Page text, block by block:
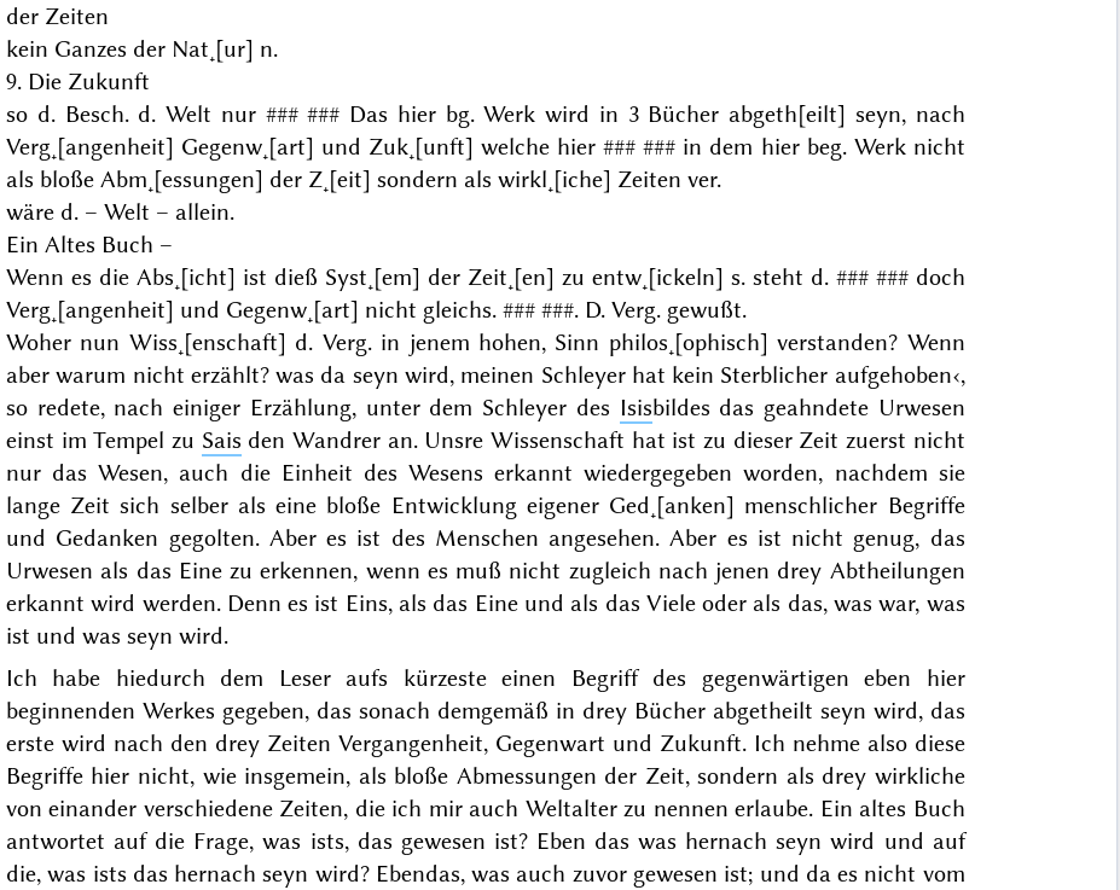
der Zeiten
kein Ganzes der Nat˖[ur] n.
9. Die Zukunft
so d. Besch. d. Welt nur ### ### Das hier bg. Werk wird in 3 Bücher abgeth[eilt] seyn, nach
Verg˖[angenheit] Gegenw˖[art] und Zuk˖[unft] welche hier### ### in dem hier beg. Werk nicht
als bloße Abm˖[essungen] der Z˖[eit] sondern als wirkl˖[iche] Zeiten ver.
wäre d. – Welt – allein.
Ein Altes Buch –
Wenn es die Abs˖[icht] ist dieß Syst˖[em] der Zeit˖[en] zu entw˖[ickeln] s. steht d. ### ###doch
Verg˖[angenheit] und Gegenw˖[art] nicht gleichs. ### ###. D. Verg. gewußt.
Woher nun Wiss˖[enschaft] d. Verg. in jenem hohen, Sinn philos˖[ophisch] verstanden? Wenn
aber warum nicht erzählt?was da seyn wird, meinen Schleyer hat kein Sterblicher aufgehoben‹,
so redete, nach einiger Erzählung, unter dem Schleyer des Isisbildes das geahndete Urwesen
einst im Tempel zu Sais den Wandrer an. Unsre Wissenschaft hat ist zu dieser Zeitzuerst nicht
nur das Wesen, auch die Einheit des Wesenserkannt wiedergegeben worden, nachdem sie
lange Zeit sich selberals eine bloße Entwicklung eigener Ged˖[anken] menschlicher Begriffe
und Gedanken gegolten. Aber es ist des Menschen angesehen. Aber es ist nicht genug, das
Urwesen als das Eine zu erkennen, wenn es muß nicht zugleich nach jenen drey Abtheilungen
erkanntwird werden. Denn es ist Eins, als das Eine und als das Viele oder als das, was war, was
ist und was seyn wird.
Ich habe hiedurch dem Leser aufs kürzeste einen Begriff des gegenwärtigen eben hier
beginnenden Werkes gegeben, das sonach demgemäß in drey Bücher abgetheilt seyn wird, das
erste wird nach den drey Zeiten Vergangenheit, Gegenwart und Zukunft. Ich nehme alsodiese
Begriffe hier nicht, wie insgemein, als bloße Abmessungen der Zeit, sondern als drey wirkliche
von einander verschiedene Zeiten, die ich mir auch Weltalter zu nennen erlaube. Ein altes Buch
antwortet auf die Frage, was ists, das gewesen ist? Eben das was hernach seyn wird und auf
die, was ists das hernach seyn wird? Ebendas, was auch zuvor gewesen ist; und da es nicht vom